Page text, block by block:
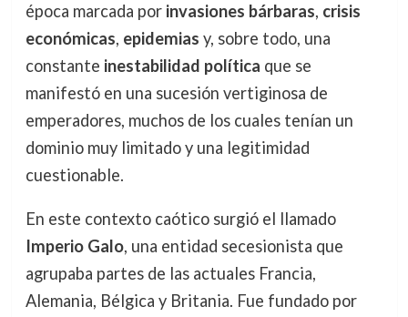
época marcada por invasiones bárbaras, crisis
económicas, epidemias y, sobre todo, una
constante inestabilidad política que se
manifestó en una sucesión vertiginosa de
emperadores, muchos de los cuales tenían un
dominio muy limitado y una legitimidad
cuestionable.
En este contexto caótico surgió el llamado
Imperio Galo, una entidad secesionista que
agrupaba partes de las actuales Francia,
Alemania, Bélgica y Britania. Fue fundado por